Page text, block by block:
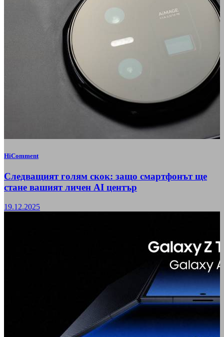
HiComment
Следващият голям скок: защо смартфонът ще
стане вашият личен AI център
19.12.2025